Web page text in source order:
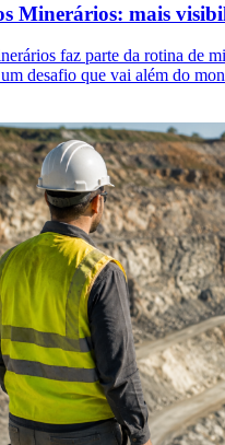
Minerários: mais
faz parte da rotina de
desafio que vai além do